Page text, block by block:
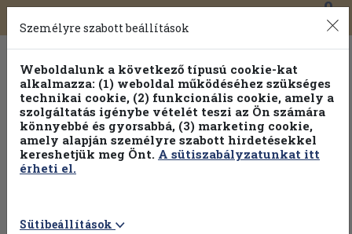
Toggle
navigation
0
Személyre szabott beállítások
Weboldalunk a következő típusú cookie-kat
alkalmazza: (1) weboldal működéséhez szükséges
technikai cookie, (2) funkcionális cookie, amely a
szolgáltatás igénybe vételét teszi az Ön számára
könnyebbé és gyorsabbá, (3) marketing cookie,
amely alapján személyre szabott hirdetésekkel
kereshetjük meg Önt. A sütiszabályzatunkat itt
érheti el.
Sütibeállítások